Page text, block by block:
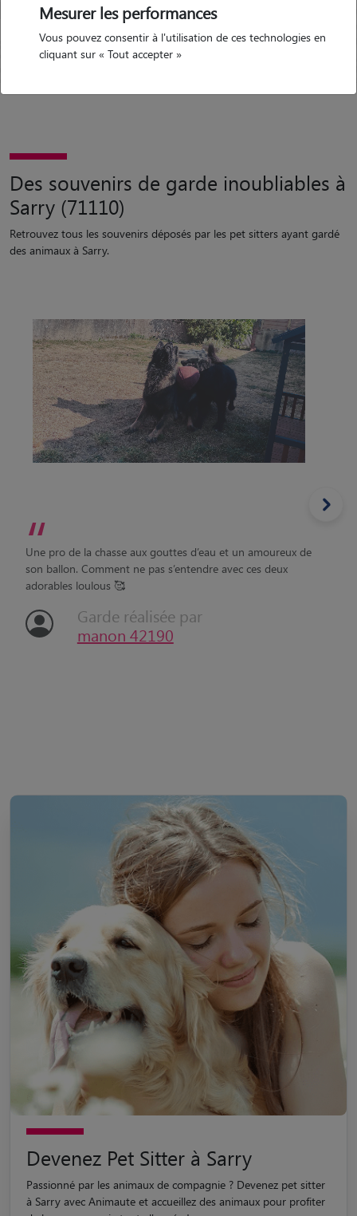
5/5
Des souvenirs de garde inoubliables à
Sarry (71110)
Retrouvez tous les souvenirs déposés par les pet sitters ayant gardé
des animaux à Sarry.
“
Une pro de la chasse aux gouttes d’eau et un amoureux de
son ballon. Comment ne pas s’entendre avec ces deux
adorables loulous 🥰
Garde réalisée par
manon 42190
Devenez Pet Sitter à Sarry
Passionné par les animaux de compagnie ? Devenez pet sitter
à Sarry avec Animaute et accueillez des animaux pour profiter
Mesurer les performances
Vous pouvez consentir à l'utilisation de ces technologies en
cliquant sur « Tout accepter »